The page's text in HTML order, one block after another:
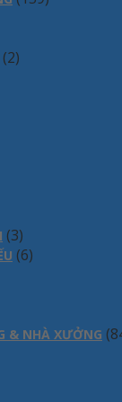
(2)
(3)
(6)
& NHÀ XƯỞNG